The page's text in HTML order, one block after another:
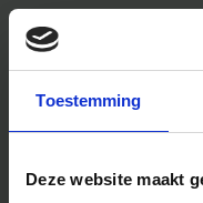
Toestemming
Deze website maakt